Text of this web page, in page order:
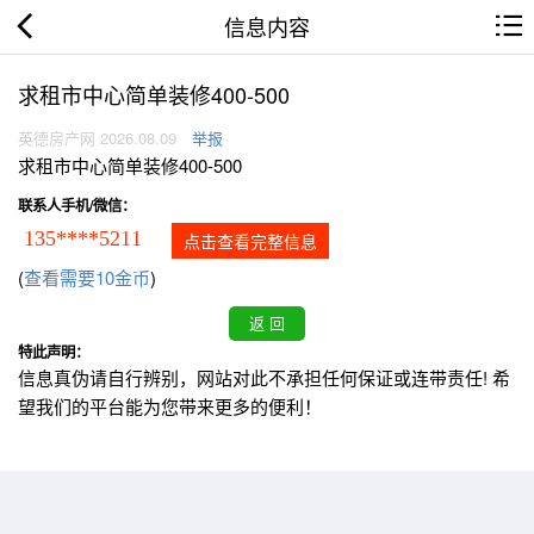
信息内容
求租市中心简单装修400-500
英德房产网 2026.08.09 举报
求租市中心简单装修400-500
联系人手机/微信：
135****5211 点击查看完整信息
(查看需要10金币)
特此声明：
信息真伪请自行辨别，网站对此不承担任何保证或连带责任! 希
望我们的平台能为您带来更多的便利！